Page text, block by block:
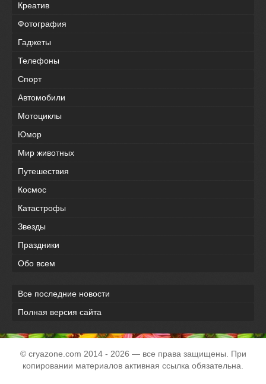
Креатив
Фотография
Гаджеты
Телефоны
Спорт
Автомобили
Мотоциклы
Юмор
Мир животных
Путешествия
Космос
Катастрофы
Звезды
Праздники
Обо всем
Все последние новости
Полная версия сайта
© cryazone.com 2014 - 2026 — все права защищены. При
копировании материалов активная ссылка обязательна.